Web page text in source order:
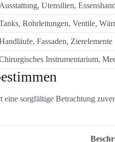
Ausstattung, Utensilien,
Rohrleitungen, Ventile,
Fassaden, Zierelemente
Instrumentarium,
sorgfältige Betrachtung